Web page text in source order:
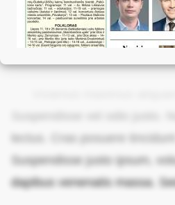
lectus. Cras posuere
Suspendisse justo ipsum,
dapibus venenatis massa.